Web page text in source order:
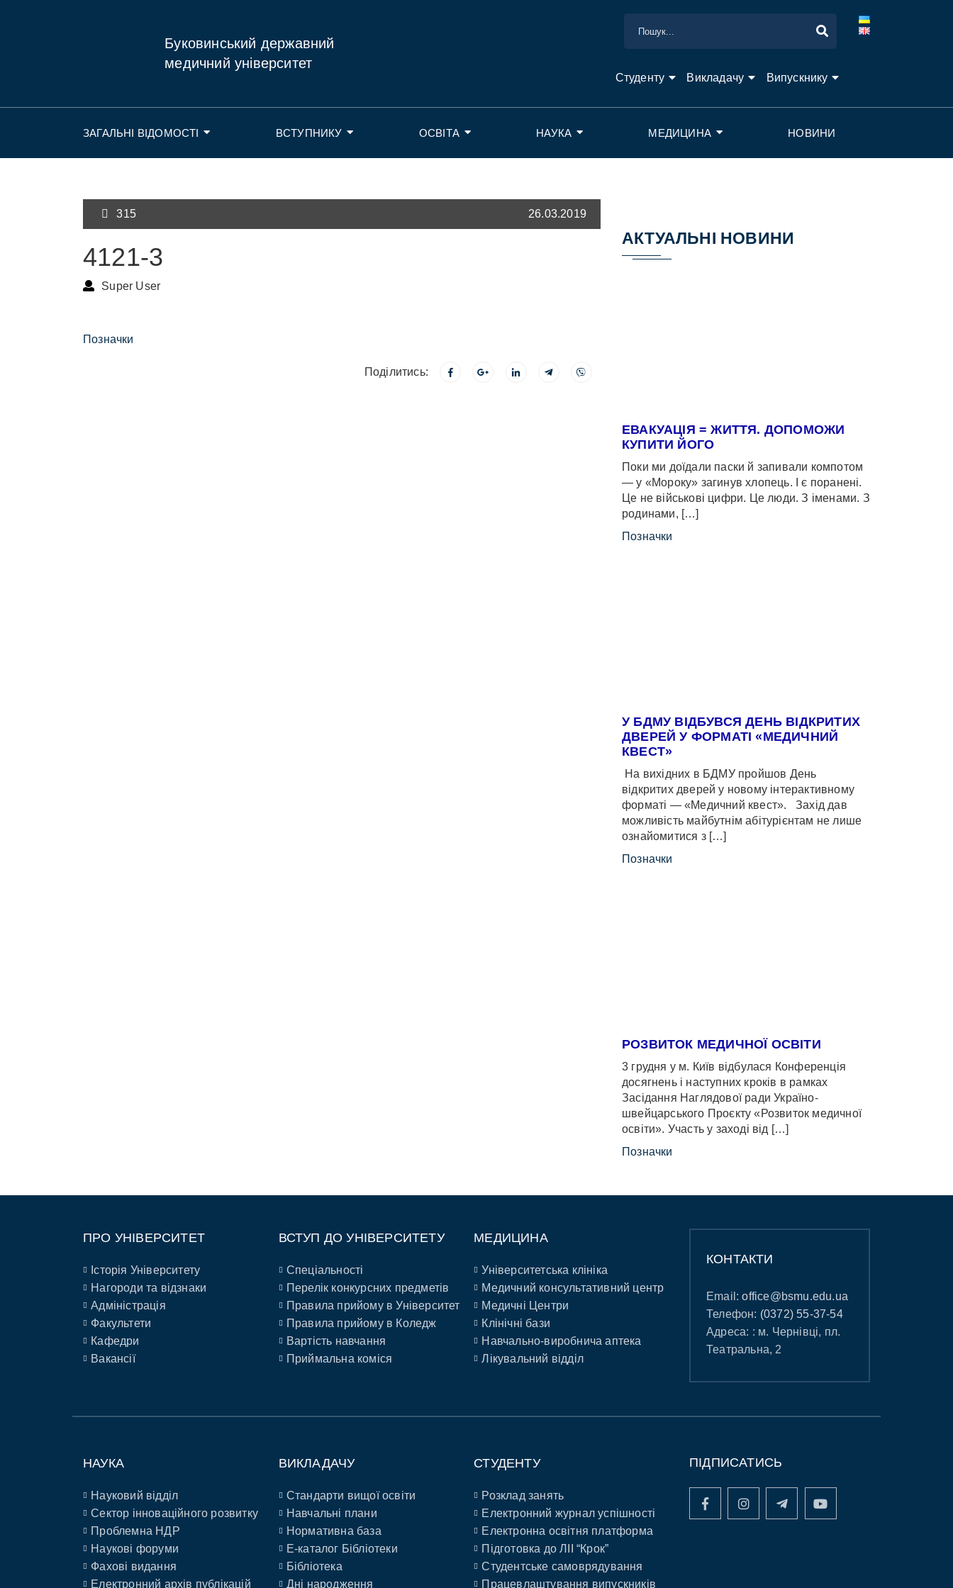
Буковинський державний
медичний університет
Студенту Викладачу Випускнику
ЗАГАЛЬНІ ВІДОМОСТІ ВСТУПНИКУ ОСВІТА НАУКА МЕДИЦИНА НОВИНИ
315 26.03.2019
4121-3
Super User
Позначки
Поділитись:
АКТУАЛЬНІ НОВИНИ
ЕВАКУАЦІЯ = ЖИТТЯ. ДОПОМОЖИ
КУПИТИ ЙОГО
Поки ми доїдали паски й запивали компотом
— у «Мороку» загинув хлопець. І є поранені.
Це не військові цифри. Це люди. З іменами. З
родинами, […]
Позначки
У БДМУ ВІДБУВСЯ ДЕНЬ ВІДКРИТИХ
ДВЕРЕЙ У ФОРМАТІ «МЕДИЧНИЙ
КВЕСТ»
На вихідних в БДМУ пройшов День
відкритих дверей у новому інтерактивному
форматі — «Медичний квест». Захід дав
можливість майбутнім абітурієнтам не лише
ознайомитися з […]
Позначки
РОЗВИТОК МЕДИЧНОЇ ОСВІТИ
3 грудня у м. Київ відбулася Конференція
досягнень і наступних кроків в рамках
Засідання Наглядової ради Україно-
швейцарського Проєкту «Розвиток медичної
освіти». Участь у заході від […]
Позначки
ПРО УНІВЕРСИТЕТ
Історія Університету
Нагороди та відзнаки
Адміністрація
Факультети
Кафедри
Вакансії
ВСТУП ДО УНІВЕРСИТЕТУ
Спеціальності
Перелік конкурсних предметів
Правила прийому в Університет
Правила прийому в Коледж
Вартість навчання
Приймальна коміся
МЕДИЦИНА
Університетська клініка
Медичний консультативний центр
Медичні Центри
Клінічні бази
Навчально-виробнича аптека
Лікувальний відділ
КОНТАКТИ
Email:office@bsmu.edu.ua
Телефон: (0372) 55-37-54
Адреса: : м. Чернівці, пл.
Театральна, 2
НАУКА
Науковий відділ
Сектор інноваційного розвитку
Проблемна НДР
Наукові форуми
Фахові видання
Електронний архів публікацій
ВИКЛАДАЧУ
Стандарти вищої освіти
Навчальні плани
Нормативна база
E-каталог Бібліотеки
Бібліотека
Дні народження
СТУДЕНТУ
Розклад занять
Електронний журнал успішності
Електронна освітня платформа
Підготовка до ЛІІ “Крок”
Студентське самоврядування
Працевлаштування випускників
ПІДПИСАТИСЬ